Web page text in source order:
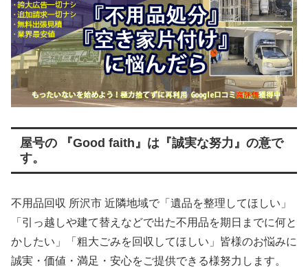
屋号の 『Good faith』は『誠実な努力』の意で
す。
不用品回収 所沢市 近隣地域で「遺品を整理してほしい」
「引っ越しや建て替えなどで出た不用品を期日までに何と
かしたい」「粗大ごみを回収してほしい」皆様のお悩みに
誠実・価値・満足・安心をご提供できる様努力します。